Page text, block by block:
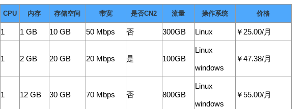
CPU 内存 存储空间 带宽 是否CN2 流量 操作系统 价格
1 1 GB 10 GB 50 Mbps 否 300GB Linux ￥25.00/月
1 2 GB 20 GB 20 Mbps 是 100GB
Linux
windows
￥47.38/月
1 12 GB 30 GB 70 Mbps 否 800GB
Linux
windows
￥55.00/月